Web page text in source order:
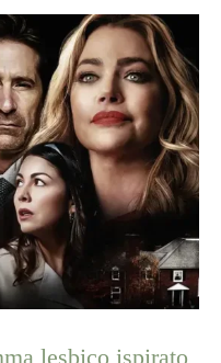
lesbico ispirato